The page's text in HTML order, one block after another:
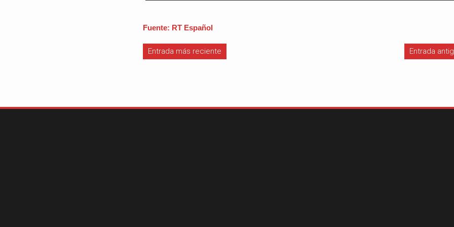
Fuente: RT Español
Entrada más reciente Entrada